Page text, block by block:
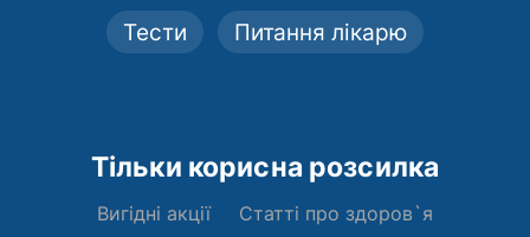
Тести Питання лікарю
Тільки корисна розсилка
Вигідні акції
Статті про здоров`я